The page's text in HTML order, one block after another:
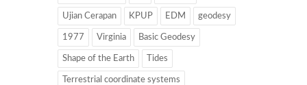
Ujian Cerapan KPUP EDM geodesy
1977 Virginia Basic Geodesy
Shape of the Earth Tides
Terrestrial coordinate systems